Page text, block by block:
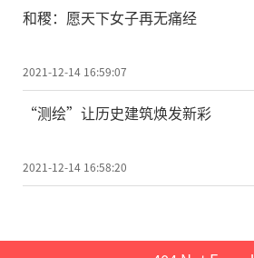
和稷：愿天下女子再无痛经
2021-12-14 16:59:07
“测绘”让历史建筑焕发新彩
2021-12-14 16:58:20